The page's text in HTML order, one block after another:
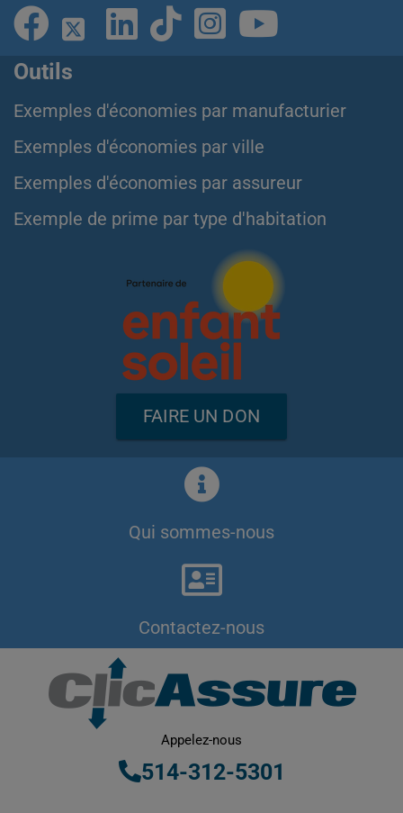
Outils
Exemples d'économies par manufacturier
Exemples d'économies par ville
Exemples d'économies par assureur
Exemple de prime par type d'habitation
FAIRE UN DON
Qui sommes-nous
Contactez-nous
Appelez-nous
514-312-5301